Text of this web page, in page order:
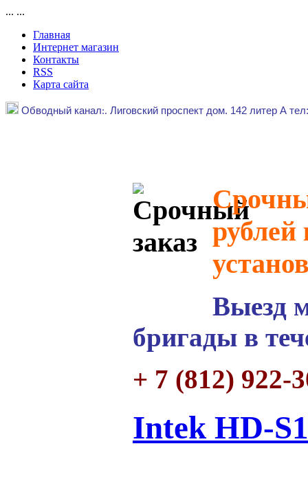
... ...
Главная
Интернет магазин
Контакты
RSS
Карта сайта
Обводный канал:. Лиговский проспект дом. 142 литер А
рублей
Выезд
бригады в
+ 7 (812) 922-
Intek HD-